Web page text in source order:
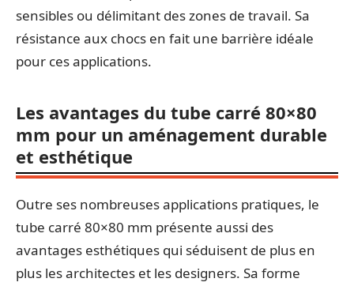
sensibles ou délimitant des zones de travail. Sa
résistance aux chocs en fait une barrière idéale
pour ces applications.
Les avantages du tube carré 80×80
mm pour un aménagement durable
et esthétique
Outre ses nombreuses applications pratiques, le
tube carré 80×80 mm présente aussi des
avantages esthétiques qui séduisent de plus en
plus les architectes et les designers. Sa forme